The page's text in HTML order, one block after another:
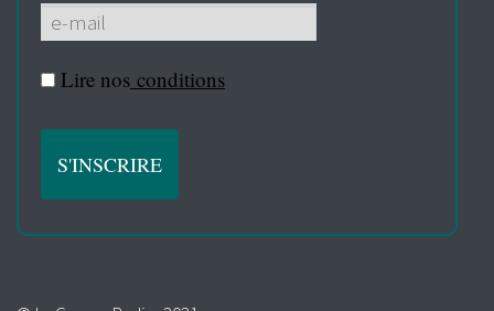
Lire nos conditions